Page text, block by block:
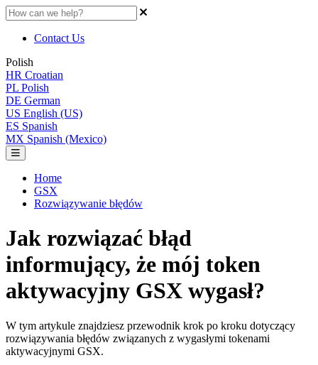
Contact Us
Polish
HR Croatian
PL Polish
DE German
US English (US)
ES Spanish
MX Spanish (Mexico)
Home
GSX
Rozwiązywanie błędów
Jak rozwiązać błąd
informujący, że mój token
aktywacyjny GSX wygasł?
W tym artykule znajdziesz przewodnik krok po kroku dotyczący
rozwiązywania błędów związanych z wygasłymi tokenami
aktywacyjnymi GSX.